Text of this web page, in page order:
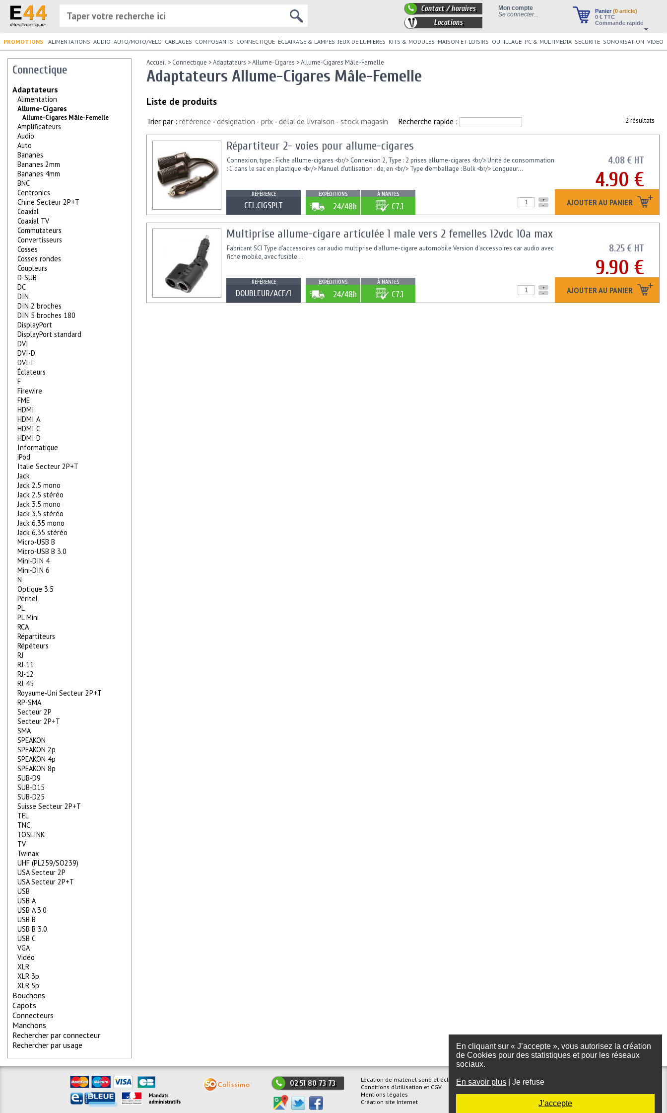
En cliquant sur « J’accepte », vous autorisez la création
de Cookies pour des statistiques et pour les réseaux
sociaux.
En savoir plus Je refuse
J’accepte
Panier (0 article)
0 € TTC
Commande rapide
Mon compte
Se connecter...
Contact / horaires
Locations
PROMOTIONS ALIMENTATIONS AUDIO AUTO/MOTO/VELO CABLAGES COMPOSANTS CONNECTIQUE ÉCLAIRAGE & LAMPES JEUX DE LUMIERES KITS & MODULES MAISON ET LOISIRS OUTILLAGE PC & MULTIMEDIA SECURITE SONORISATION VIDEO
Connectique
Adaptateurs
Alimentation
Allume-Cigares
Allume-Cigares Mâle-Femelle
Amplificateurs
Audio
Auto
Bananes
Bananes 2mm
Bananes 4mm
BNC
Centronics
Chine Secteur 2P+T
Coaxial
Coaxial TV
Commutateurs
Convertisseurs
Cosses
Cosses rondes
Coupleurs
D-SUB
DC
DIN
DIN 2 broches
DIN 5 broches 180
DisplayPort
DisplayPort standard
DVI
DVI-D
DVI-I
Éclateurs
F
Firewire
FME
HDMI
HDMI A
HDMI C
HDMI D
Informatique
iPod
Italie Secteur 2P+T
Jack
Jack 2.5 mono
Jack 2.5 stéréo
Jack 3.5 mono
Jack 3.5 stéréo
Jack 6.35 mono
Jack 6.35 stéréo
Micro-USB B
Micro-USB B 3.0
Mini-DIN 4
Mini-DIN 6
N
Optique 3.5
Péritel
PL
PL Mini
RCA
Répartiteurs
Répéteurs
RJ
RJ-11
RJ-12
RJ-45
Royaume-Uni Secteur 2P+T
RP-SMA
Secteur 2P
Secteur 2P+T
SMA
SPEAKON
SPEAKON 2p
SPEAKON 4p
SPEAKON 8p
SUB-D9
SUB-D15
SUB-D25
Suisse Secteur 2P+T
TEL
TNC
TOSLINK
TV
Twinax
UHF (PL259/SO239)
USA Secteur 2P
USA Secteur 2P+T
USB
USB A
USB A 3.0
USB B
USB B 3.0
USB C
VGA
Vidéo
XLR
XLR 3p
XLR 5p
Bouchons
Capots
Connecteurs
Manchons
Rechercher par connecteur
Rechercher par usage
Accueil > Connectique >Adaptateurs >Allume-Cigares >Allume-Cigares Mâle-Femelle
Adaptateurs Allume-Cigares Mâle-Femelle
Liste de produits
2 résultats
Trier par : référence - désignation - prix - délai de livraison - stock magasin Recherche rapide :
4.08 € HT
4.90 €
AJOUTER AU PANIER
Répartiteur 2- voies pour allume-cigares
Connexion, type : Fiche allume-cigares <br/> Connexion 2, Type : 2 prises allume-cigares <br/> Unité de consommation
: 1 dans le sac en plastique <br/> Manuel d'utilisation : de, en <br/> Type d’emballage : Bulk <br/> Longueur...
RÉFÉRENCE
CEL.CIGSPLT
EXPÉDITIONS
24/48h
À NANTES
C7.1
+
-
8.25 € HT
9.90 €
AJOUTER AU PANIER
Multiprise allume-cigare articulée 1 male vers 2 femelles 12vdc 10a max
Fabricant SCI Type d'accessoires car audio multiprise d'allume-cigare automobile Version d'accessoires car audio avec
fiche mobile, avec fusible...
RÉFÉRENCE
DOUBLEUR/ACF/1
EXPÉDITIONS
24/48h
À NANTES
C7.1
+
-
02 51 80 73 73
Location de matériel sono et éclairage
Conditions d’utilisation et CGV
Mentions légales
Création site Internet
Foire aux questions
Plan du site
Site Belge
Politique de traitement des données